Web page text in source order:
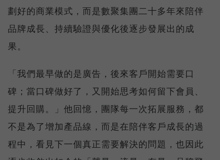
劃好的商業模式，而是數聚集團二十多年來陪伴
品牌成長、持續驗證與優化後逐步發展出的成
果。
「我們最早做的是廣告，後來客戶開始需要口
碑；當口碑做好了，又開始思考如何留下會員、
提升回購。」他回憶，團隊每一次拓展服務，都
不是為了增加產品線，而是在陪伴客戶成長的過
程中，看見下一個真正需要解決的問題，也因此